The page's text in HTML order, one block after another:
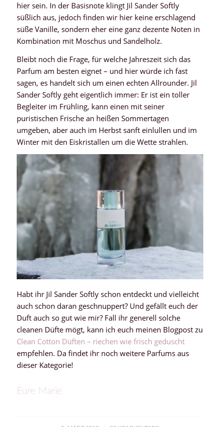
hier sein. In der Basisnote klingt Jil Sander Softly
süßlich aus, jedoch finden wir hier keine erschlagend
süße Vanille, sondern eher eine ganz dezente Noten in
Kombination mit Moschus und Sandelholz.
Bleibt noch die Frage, für welche Jahreszeit sich das
Parfum am besten eignet – und hier würde ich fast
sagen, es handelt sich um einen echten Allrounder. Jil
Sander Softly geht eigentlich immer: Er ist ein toller
Begleiter im Frühling, kann einen mit seiner
puristischen Frische an heißen Sommertagen
umgeben, aber auch im Herbst sanft einlullen und im
Winter mit den Eiskristallen um die Wette strahlen.
Habt ihr Jil Sander Softly schon entdeckt und vielleicht
auch schon daran geschnuppert? Und gefällt euch der
Duft auch so gut wie mir? Fall ihr generell solche
cleanen Düfte mögt, kann ich euch meinen Blogpost zu
Clean Cotton Düften – riechen wie frisch geduscht
empfehlen. Da findet ihr noch weitere Parfums aus
dieser Kategorie!
Eure Marie